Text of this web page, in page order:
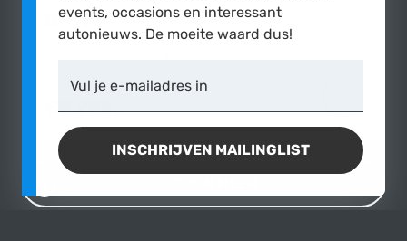
BMW 325i Raceauto
€9.995,- MEER
events, occasions en interessant
autonieuws. De moeite waard dus!
Vul je e-mailadres in
INSCHRIJVEN MAILINGLIST